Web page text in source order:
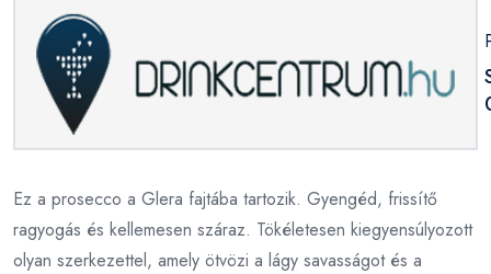
Ez a prosecco a Glera fajtába tartozik. Gyengéd, frissítő
ragyogás és kellemesen száraz. Tökéletesen kiegyensúlyozott
olyan szerkezettel, amely ötvözi a lágy savasságot és a